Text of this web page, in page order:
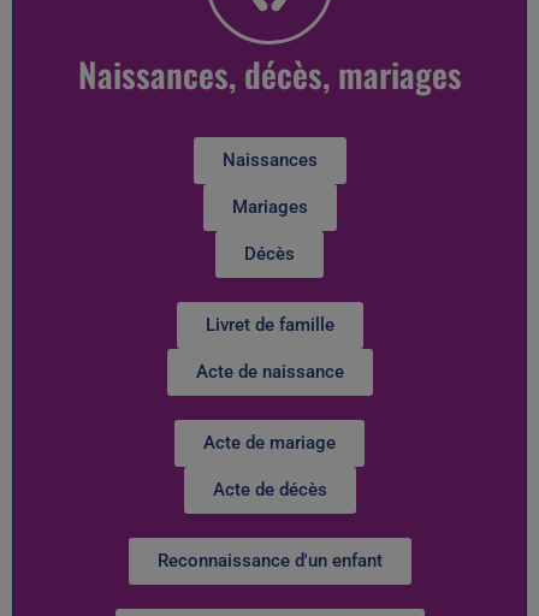
Naissances, décès, mariages
Naissances
Mariages
Décès
Livret de famille
Acte de naissance
Acte de mariage
Acte de décès
Reconnaissance d'un enfant